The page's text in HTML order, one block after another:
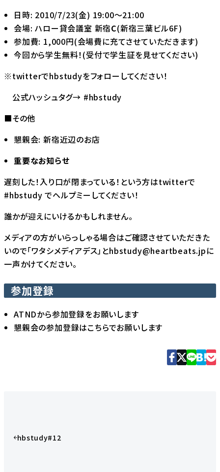
日時: 2010/7/23(金) 19:00～21:00
会場: ハロー貸会議室 新宿C(新宿三葉ビル6F)
参加費: 1,000円(会場費に充てさせていただきます)
今回から学生無料！(受付で学生証を見せてください)
※twitterでhbstudyをフォローしてください！
公式ハッシュタグ→ #hbstudy
■その他
懇親会: 新宿近辺のお店
重要なお知らせ
遅刻した！入り口が閉まっている！という方はtwitterで
#hbstudy でヘルプミーしてください！
誰かが迎えにいけるかもしれません。
メディアの方がいらっしゃる場合はご確認させていただきた
いので「ワタシメディアデス」とhbstudy@heartbeats.jpに
一声かけてください。
参加登録
ATNDから参加登録をお願いします
懇親会の参加登録はこちらでお願いします
hbstudy#12